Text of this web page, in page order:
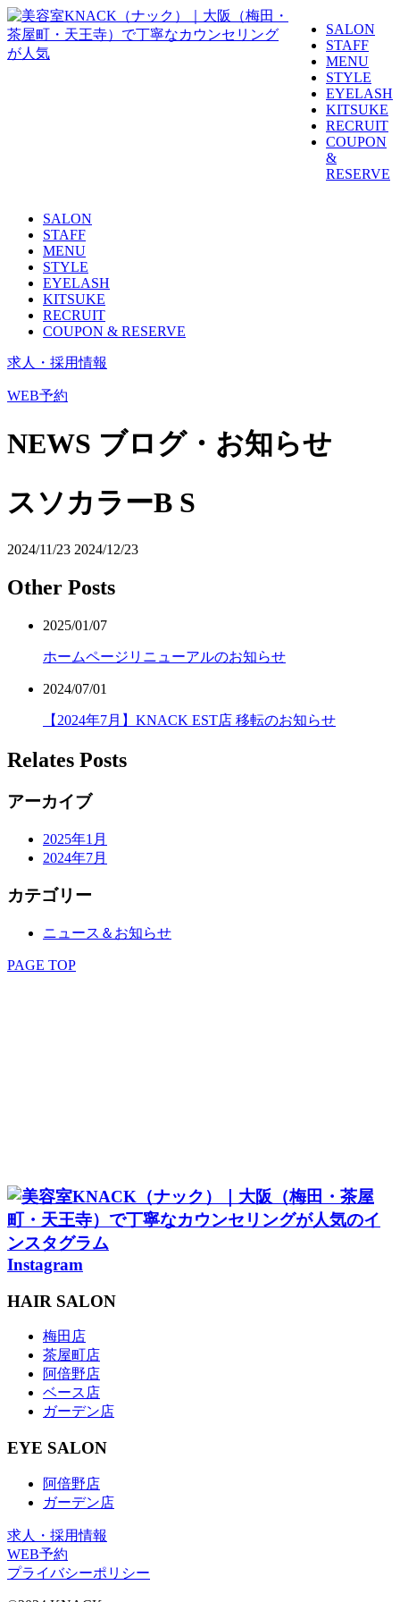
SALON
STAFF
MENU
STYLE
EYELASH
KITSUKE
RECRUIT
COUPON
&
RESERVE
SALON
STAFF
MENU
STYLE
EYELASH
KITSUKE
RECRUIT
COUPON & RESERVE
求人・採用情報
WEB予約
NEWS ブログ・お知らせ
スソカラーB S
2024/11/23 2024/12/23
Other Posts
2025/01/07
ホームページリニューアルのお知らせ
2024/07/01
【2024年7月】KNACK EST店 移転のお知らせ
Relates Posts
アーカイブ
2025年1月
2024年7月
カテゴリー
ニュース＆お知らせ
PAGE TOP
Instagram
HAIR SALON
梅田店
茶屋町店
阿倍野店
ベース店
ガーデン店
EYE SALON
阿倍野店
ガーデン店
求人・採用情報
WEB予約
プライバシーポリシー